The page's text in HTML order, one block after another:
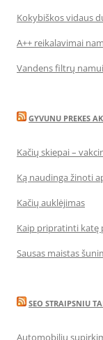
Kokybiškos vidaus
A++ reikalavimai
Vandens filtrų
GYVUNU PREKES
Kačių skiepai –
Ką naudinga žinoti
Kačių auklėjimas
Kaip pripratinti katę
Sausas maistas
SEO STRAIPSNIU